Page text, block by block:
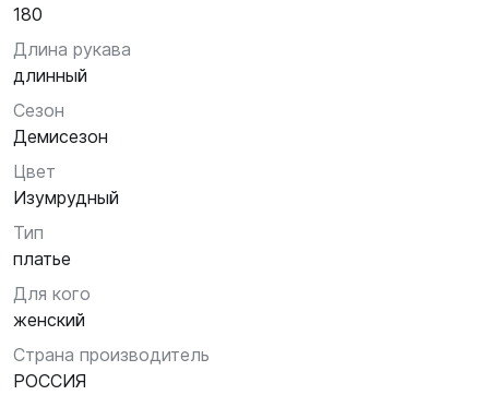
180
Длина рукава
длинный
Сезон
Демисезон
Цвет
Изумрудный
Тип
платье
Для кого
женский
Страна производитель
РОССИЯ